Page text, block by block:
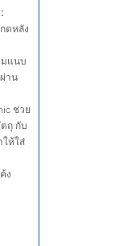
:
ดหลัง
มแนบ
าน
ช่วย
ถุ กับ
ให้ใส่
ง